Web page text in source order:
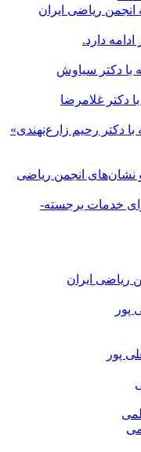
ریاضی ایران
ادامه دارد.
با دکتر سیاوش
دکتر غلامرضا
دکتر رحیم زارع‌نهندی»
نشان‌های انجمن ریاضی
خدمات برجسته-
ریاضی ایران
پور
پور